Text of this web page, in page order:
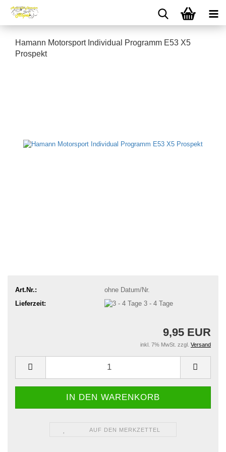
Hamann Motorsport Individual Programm E53 X5
Prospekt
Art.Nr.:
ohne Datum/Nr.
Lieferzeit:
3 - 4 Tage
9,95 EUR
inkl. 7% MwSt. zzgl. Versand
AUF DEN MERKZETTEL